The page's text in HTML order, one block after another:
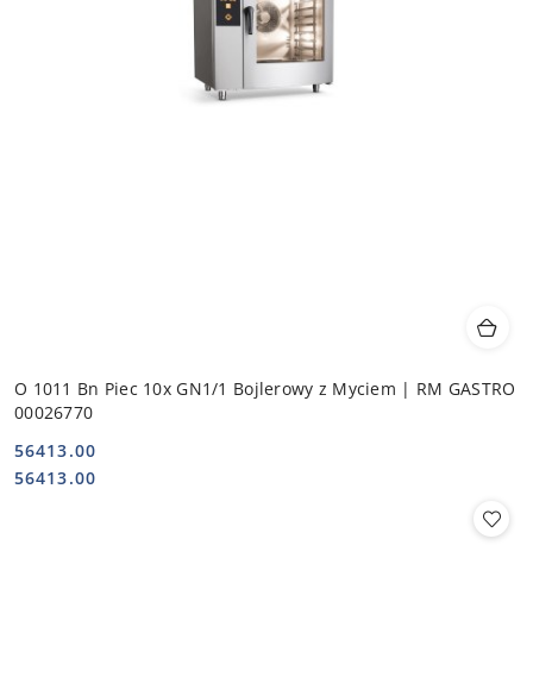
O 1011 Bn Piec 10x GN1/1 Bojlerowy z Myciem | RM GASTRO
00026770
Cena:
56413.00
Cena:
56413.00